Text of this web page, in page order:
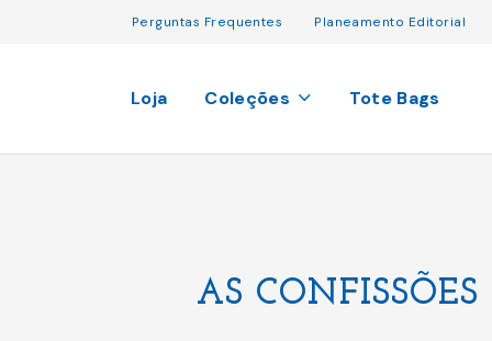
Perguntas Frequentes Planeamento Editorial
Loja Coleções Tote Bags
AS